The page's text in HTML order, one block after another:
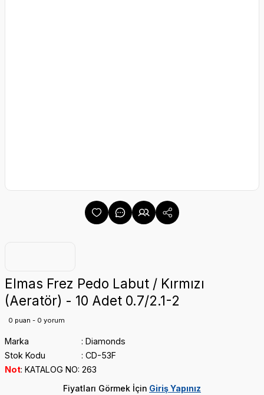
Elmas Frez Pedo Labut / Kırmızı
(Aeratör) - 10 Adet 0.7/2.1-2
0 puan - 0 yorum
Marka
Diamonds
Stok Kodu
CD-53F
Not KATALOG NO: 263
Fiyatları Görmek İçin Giriş Yapınız